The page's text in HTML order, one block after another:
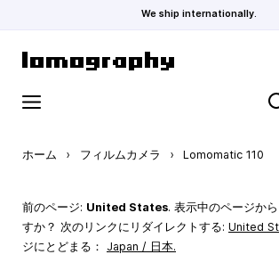
We ship internationally.
ホーム › フィルムカメラ › Lomomatic 110
前のページ: United States. 表示中のページか
すか？ 次のリンクにリダイレクトする: United
ジにとどまる： Japan / 日本.